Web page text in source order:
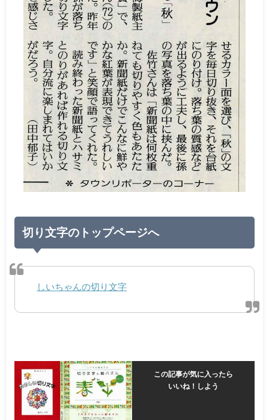
切り文字のトップページへ
しいちゃんの切り文字
この記事が気に入ったら
いいね！しよう